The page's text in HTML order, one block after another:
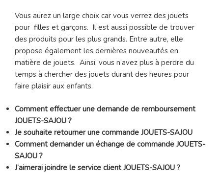
Vous aurez un large choix car vous verrez des jouets
pour filles et garçons. Il est aussi possible de trouver
des produits pour les plus grands. Entre autre, elle
propose également les dernières nouveautés en
matière de jouets. Ainsi, vous n’avez plus à perdre du
temps à chercher des jouets durant des heures pour
faire plaisir aux enfants.
Comment effectuer une demande de remboursement
JOUETS-SAJOU ?
Je souhaite retourner une commande JOUETS-SAJOU
Comment demander un échange de commande JOUETS-
SAJOU ?
J’aimerai joindre le service client JOUETS-SAJOU ?